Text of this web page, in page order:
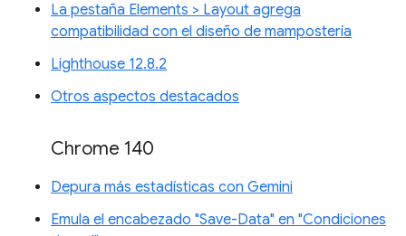
La pestaña Elements > Layout agrega
compatibilidad con el diseño de mampostería
Lighthouse 12.8.2
Otros aspectos destacados
Chrome 140
Depura más estadísticas con Gemini
Emula el encabezado "Save-Data" en "Condiciones